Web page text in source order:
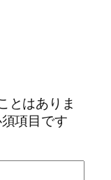
とはありま
項目です